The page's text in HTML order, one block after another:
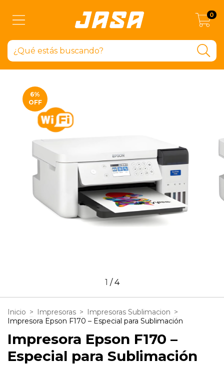
0
6%
OFF
1 /4
Inicio > Impresoras > Impresoras Sublimacion >
Impresora Epson F170 – Especial para Sublimación
Impresora Epson F170 –
Especial para Sublimación